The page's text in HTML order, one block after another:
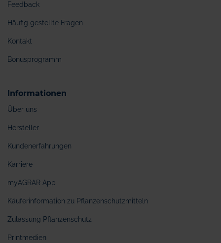
Feedback
Häufig gestellte Fragen
Kontakt
Bonusprogramm
Informationen
Über uns
Hersteller
Kundenerfahrungen
Karriere
myAGRAR App
Käuferinformation zu Pflanzenschutzmitteln
Zulassung Pflanzenschutz
Printmedien